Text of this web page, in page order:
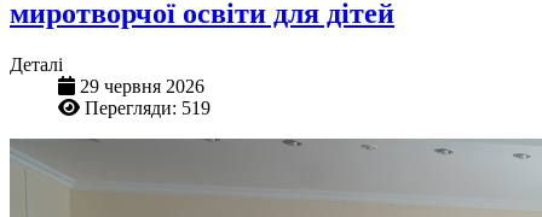
миротворчої освіти для дітей
Деталі
29 червня 2026
Перегляди: 519